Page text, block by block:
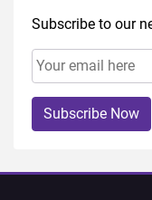
Subscribe to our
Subscribe Now